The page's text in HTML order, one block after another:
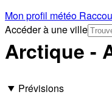
Mon profil météo
Accéder à une ville
Arctique -
Prévisions